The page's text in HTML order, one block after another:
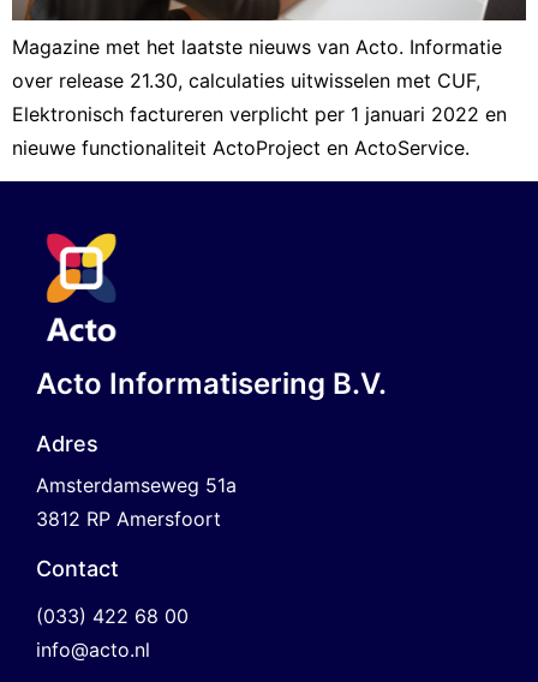
Magazine met het laatste nieuws van Acto. Informatie
over release 21.30, calculaties uitwisselen met CUF,
Elektronisch factureren verplicht per 1 januari 2022 en
nieuwe functionaliteit ActoProject en ActoService.
Acto Informatisering B.V.
Adres
Amsterdamseweg 51a
3812 RP Amersfoort
Contact
(033) 422 68 00
info@acto.nl